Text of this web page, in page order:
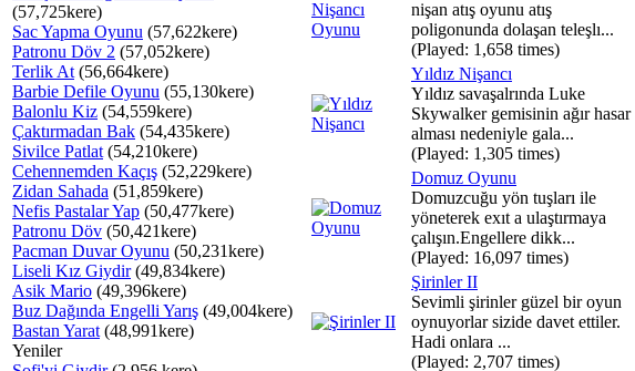
(57,725kere)
Sac Yapma Oyunu (57,622kere)
Patronu Döv 2 (57,052kere)
Terlik At (56,664kere)
Barbie Defile Oyunu (55,130kere)
Balonlu Kiz (54,559kere)
Çaktırmadan Bak (54,435kere)
Sivilce Patlat (54,210kere)
Cehennemden Kaçış (52,229kere)
Zidan Sahada (51,859kere)
Nefis Pastalar Yap (50,477kere)
Patronu Döv (50,421kere)
Pacman Duvar Oyunu (50,231kere)
Liseli Kız Giydir(49,834kere)
Asik Mario (49,396kere)
Buz Dağında Engelli Yarış (49,004kere)
Bastan Yarat (48,991kere)
Yeniler
nişan atış oyunu atış
poligonunda dolaşan teleşlı...
(Played: 1,658 times)
Yıldız Nişancı
Yıldız savaşalrında Luke
Skywalker gemisinin ağır hasar
alması nedeniyle gala...
(Played: 1,305 times)
Domuz Oyunu
Domuzcuğu yön tuşları ile
yöneterek exıt a ulaştırmaya
çalışın.Engellere dikk...
(Played: 16,097 times)
Şirinler II
Sevimli şirinler güzel bir oyun
oynuyorlar sizide davet ettiler.
Hadi onlara ...
(Played: 2,707 times)